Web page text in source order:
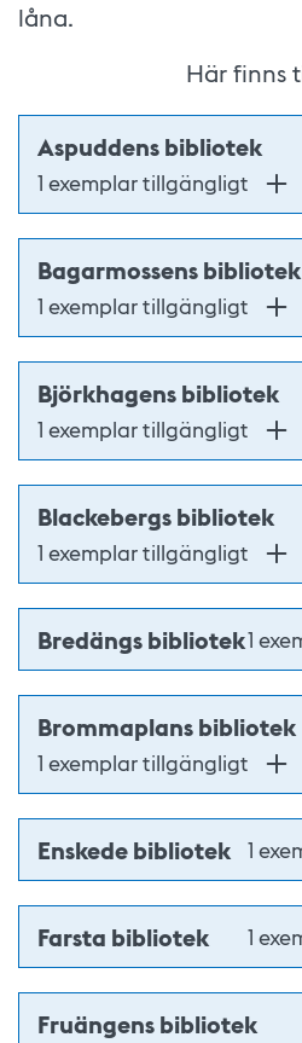
låna.
Här finns
Aspuddens bibliotek
1 exemplar tillgängligt
Bagarmossens bibliotek
1 exemplar tillgängligt
Björkhagens bibliotek
1 exemplar tillgängligt
Blackebergs bibliotek
1 exemplar tillgängligt
Bredängs bibliotek1
Brommaplans bibliotek
1 exemplar tillgängligt
Enskede bibliotek 1
Farsta bibliotek 1
Fruängens bibliotek